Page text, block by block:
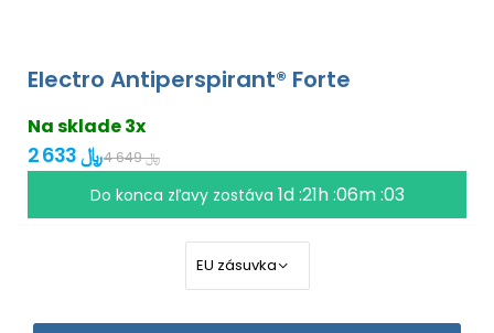
Electro Antiperspirant® Forte
Na sklade 3x
2 633 ﷼ 4 649 ﷼
Do konca zľavy zostáva 1d :21h :06m :02